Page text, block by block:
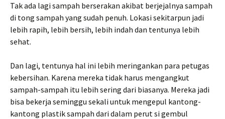
Tak ada lagi sampah berserakan akibat berjejalnya sampah
di tong sampah yang sudah penuh. Lokasi sekitarpun jadi
lebih rapih, lebih bersih, lebih indah dan tentunya lebih
sehat.
Dan lagi, tentunya hal ini lebih meringankan para petugas
kebersihan. Karena mereka tidak harus mengangkut
sampah-sampah itu lebih sering dari biasanya. Mereka jadi
bisa bekerja seminggu sekali untuk mengepul kantong-
kantong plastik sampah dari dalam perut si gembul